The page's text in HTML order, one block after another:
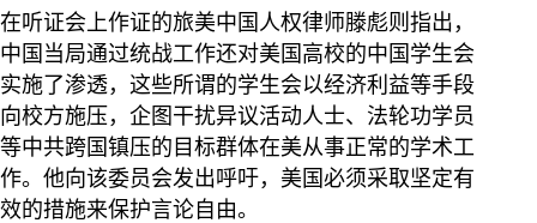
在听证会上作证的旅美中国人权律师滕彪则指出，
中国当局通过统战工作还对美国高校的中国学生会
实施了渗透，这些所谓的学生会以经济利益等手段
向校方施压，企图干扰异议活动人士、法轮功学员
等中共跨国镇压的目标群体在美从事正常的学术工
作。他向该委员会发出呼吁，美国必须采取坚定有
效的措施来保护言论自由。